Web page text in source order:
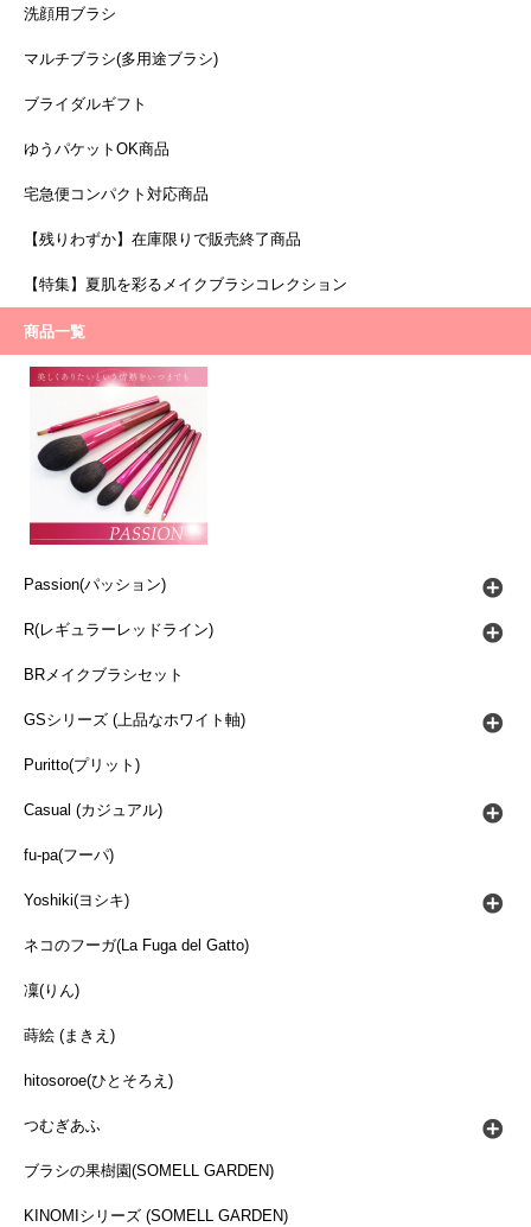
洗顔用ブラシ
マルチブラシ(多用途ブラシ)
ブライダルギフト
ゆうパケットOK商品
宅急便コンパクト対応商品
【残りわずか】在庫限りで販売終了商品
【特集】夏肌を彩るメイクブラシコレクション
商品一覧
Passion(パッション)
R(レギュラーレッドライン)
BRメイクブラシセット
GSシリーズ (上品なホワイト軸)
Puritto(プリット)
Casual (カジュアル)
fu-pa(フーパ)
Yoshiki(ヨシキ)
ネコのフーガ(La Fuga del Gatto)
凜(りん)
蒔絵 (まきえ)
hitosoroe(ひとそろえ)
つむぎあふ
ブラシの果樹園(SOMELL GARDEN)
KINOMIシリーズ (SOMELL GARDEN)